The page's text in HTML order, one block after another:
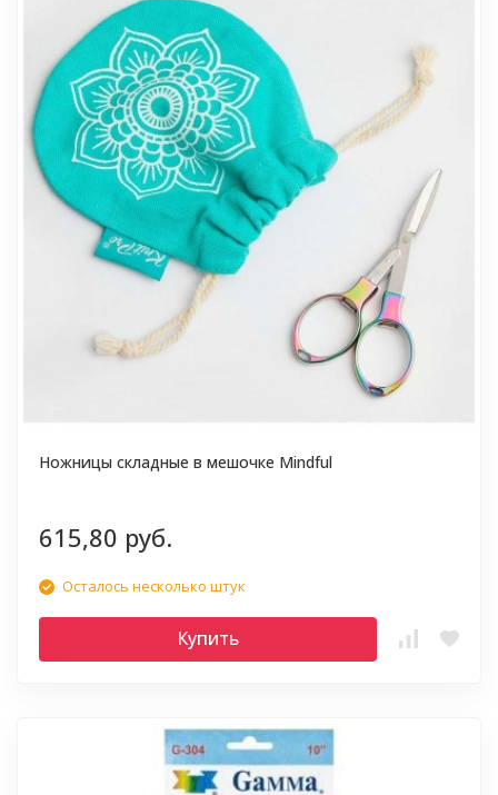
Ножницы складные в мешочке Mindful
615,80 руб.
Осталось несколько штук
Купить